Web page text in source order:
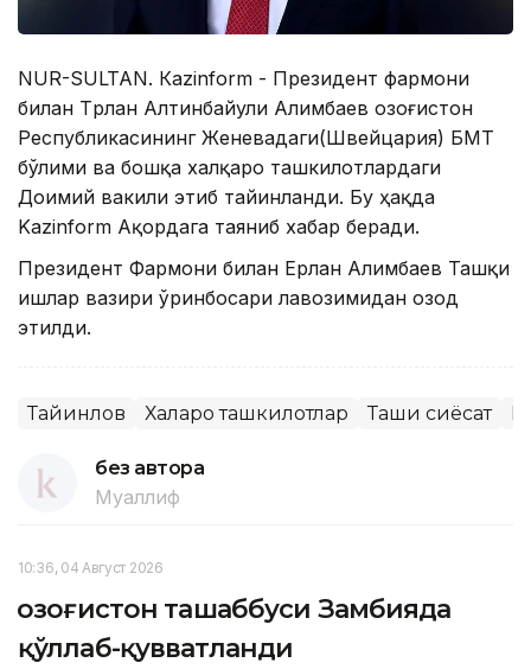
NUR-SULTAN. Кazinform - Президент фармони
билан Tрлан Алтинбайули Алимбаев Қозоғистон
Республикасининг Женевадаги(Швейцария) БМТ
бўлими ва бошқа халқаро ташкилотлардаги
Доимий вакили этиб тайинланди. Бу ҳақда
Kazinform Ақордага таяниб хабар беради.
Президент Фармони билан Ерлан Алимбаев Ташқи
ишлар вазири ўринбосари лавозимидан озод
этилди.
Тайинлов Халқаро ташкилотлар Ташқи сиёсат
без автора
Муаллиф
10:36, 04 Август 2026
Қозоғистон ташаббуси Замбияда
қўллаб-қувватланди